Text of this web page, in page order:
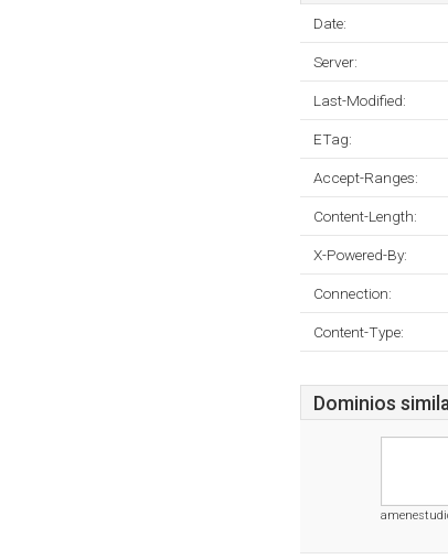
Date:
Server:
Last-Modified:
ETag:
Accept-Ranges:
Content-Length:
X-Powered-By:
Connection:
Content-Type:
Dominios